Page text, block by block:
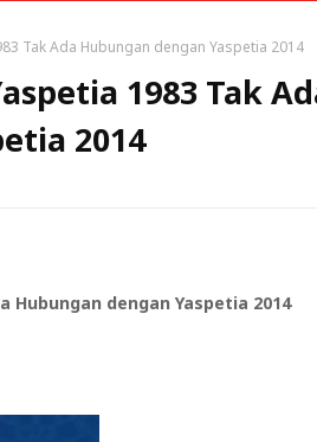
Tak Ada Hubungan dengan Yaspetia 2014
1983 Tak
2014
Hubungan dengan Yaspetia 2014